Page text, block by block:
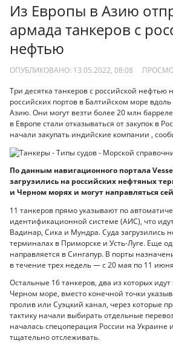
Из Европы в Азию
армада танкеров с
нефтью
ОПУБЛИКОВАНО: 13.05.2022, 08:08
Три десятка танкеров с российской нефтью
российских портов в Балтийском море
Азию. Они могут везти более 20 млн
в Европе стали отказываться от закупок в
начали закупать индийские компании ,
По данным навигационного портала
загрузились на российских нефтяных
и Черном морях и могут направляться
11 танкеров прямо указывают по
идентификационной системе (АИС), что
Вадинар, Сика и Мундра. Суда загрузились
терминалах в Приморске и Усть-Луге. Еще
направляется в Сингапур. В порты
в течение трех недель — с 20 мая по 11
Остальные 16 танкеров, два из которых идут
Черном море, вместо конечной точки
пролив или Суэцкий канал, через которые
тактику начали выбирать отдельные
началась спецоперация России на Украине
тщательно отслеживать.